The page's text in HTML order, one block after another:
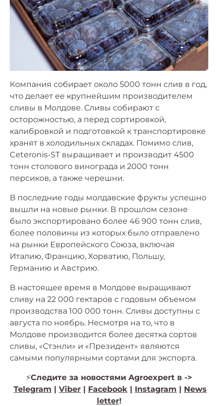
Компания собирает около 5000 тонн слив в год,
что делает ее крупнейшим производителем
сливы в Молдове. Сливы собирают с
осторожностью, а перед сортировкой,
калибровкой и подготовкой к транспортировке
хранят в холодильных складах. Помимо слив,
Ceteronis-ST выращивает и производит 4500
тонн столового винограда и 2000 тонн
персиков, а также черешни.
В последние годы молдавские фрукты успешно
вышли на новые рынки. В прошлом сезоне
было экспортировано более 46 900 тонн слив,
более половины из которых было отправлено
на рынки Европейского Союза, включая
Италию, Францию, Хорватию, Польшу,
Германию и Австрию.
В настоящее время в Молдове выращивают
сливу на 22 000 гектаров с годовым объемом
производства 100 000 тонн. Сливы доступны с
августа по ноябрь. Несмотря на то, что в
Молдове производится более десятка сортов
сливы, «Стэнли» и «Президент» являются
самыми популярными сортами для экспорта.
⚡️Следите за новостями Agroexpert в ->
Telegram | Viber | Facebook | Instagram | News
letter!